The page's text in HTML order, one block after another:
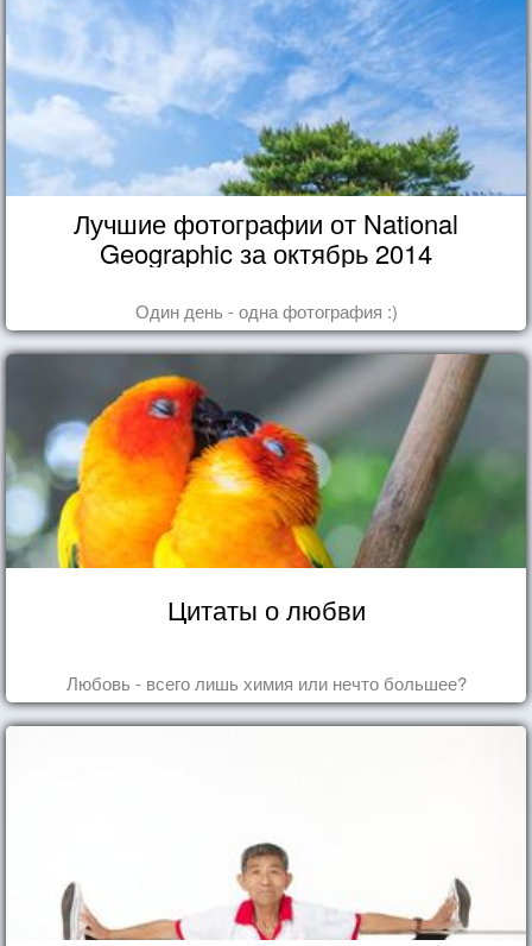
Лучшие фотографии от National
Geographic за октябрь 2014
Один день - одна фотография :)
Цитаты о любви
Любовь - всего лишь химия или нечто большее?